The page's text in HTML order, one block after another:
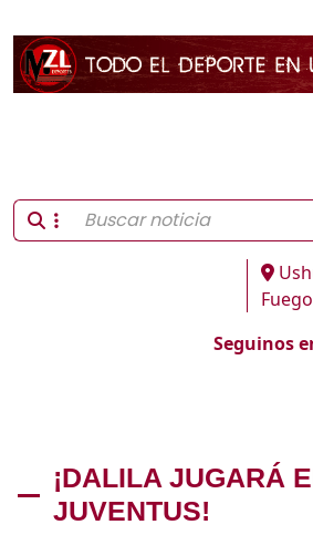
Fuego
Seguinos
¡DALILA JUGARÁ
JUVENTUS!